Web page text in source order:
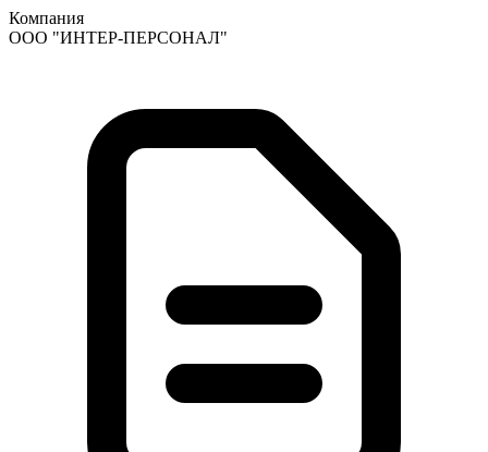
Компания
ООО "ИНТЕР-ПЕРСОНАЛ"